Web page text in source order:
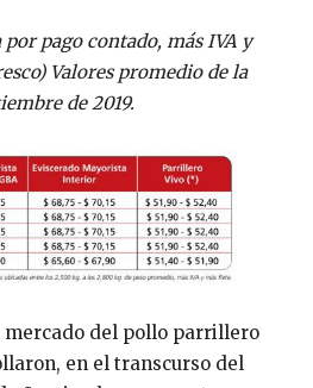
pago contado, más IVA y
Valores promedio de la
de 2019.
mercado del pollo parrillero
en el transcurso del